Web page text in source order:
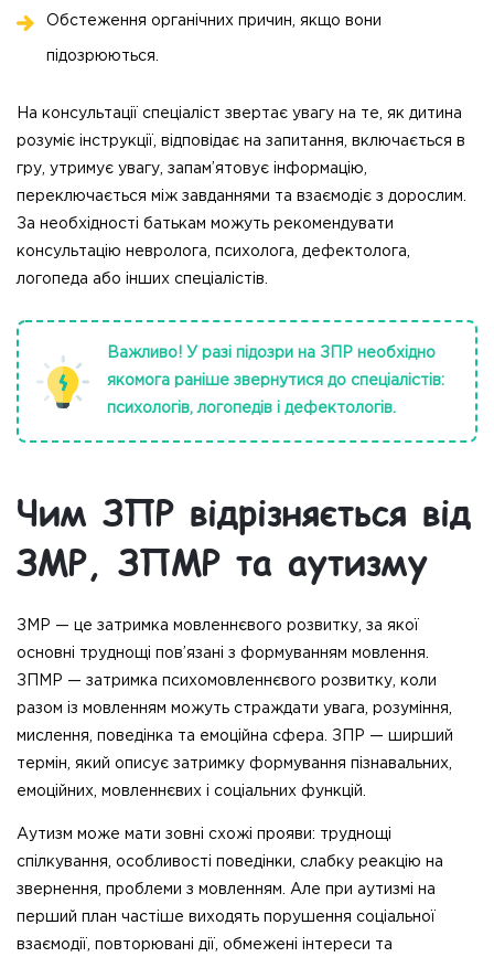
Обстеження органічних причин, якщо вони
підозрюються.
На консультації спеціаліст звертає увагу на те, як дитина
розуміє інструкції, відповідає на запитання, включається в
гру, утримує увагу, запам’ятовує інформацію,
переключається між завданнями та взаємодіє з дорослим.
За необхідності батькам можуть рекомендувати
консультацію невролога, психолога, дефектолога,
логопеда або інших спеціалістів.
Важливо! У разі підозри на ЗПР необхідно
якомога раніше звернутися до спеціалістів:
психологів, логопедів і дефектологів.
Чим ЗПР відрізняється від
ЗМР, ЗПМР та аутизму
ЗМР — це затримка мовленнєвого розвитку, за якої
основні труднощі пов’язані з формуванням мовлення.
ЗПМР — затримка психомовленнєвого розвитку, коли
разом із мовленням можуть страждати увага, розуміння,
мислення, поведінка та емоційна сфера. ЗПР — ширший
термін, який описує затримку формування пізнавальних,
емоційних, мовленнєвих і соціальних функцій.
Аутизм може мати зовні схожі прояви: труднощі
спілкування, особливості поведінки, слабку реакцію на
звернення, проблеми з мовленням. Але при аутизмі на
перший план частіше виходять порушення соціальної
взаємодії, повторювані дії, обмежені інтереси та